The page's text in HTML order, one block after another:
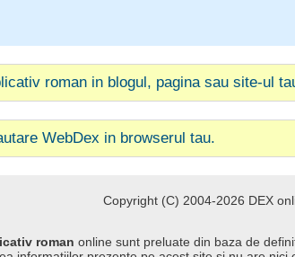
roman in blogul, pagina sau site-ul
WebDex in browserul tau.
Copyright (C) 2004-2026 DEX
roman online sunt preluate din baza de